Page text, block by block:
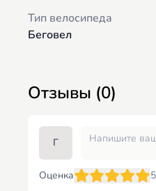
Тип велосипеда
Беговел
Отзывы (0)
Г
Оценка